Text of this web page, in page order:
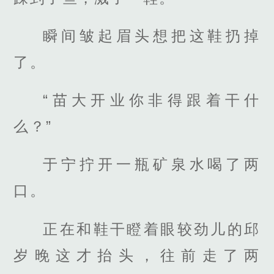
瞬间皱起眉头想把这鞋扔掉
了。
“苗大开业你非得跟着干什
么？”
于宁拧开一瓶矿泉水喝了两
口。
正在和鞋干瞪着眼较劲儿的邱
岁晚这才抬头，往前走了两